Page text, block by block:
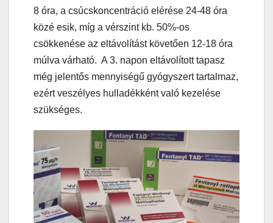
8 óra, a csúcskoncentráció elérése 24-48 óra
közé esik, míg a vérszint kb. 50%-os
csökkenése az eltávolítást követően 12-18 óra
múlva várható. A 3. napon eltávolított tapasz
még jelentős mennyiségű gyógyszert tartalmaz,
ezért veszélyes hulladékként való kezelése
szükséges.